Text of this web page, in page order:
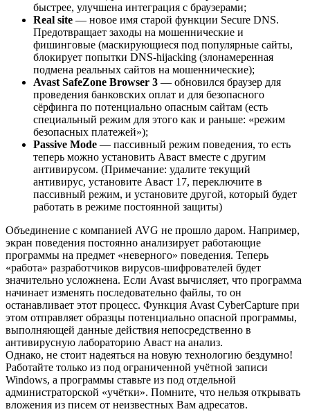
быстрее, улучшена интеграция с браузерами;
Real site — новое имя старой функции Secure DNS.
Предотвращает заходы на мошеннические и
фишинговые (маскирующиеся под популярные сайты,
блокирует попытки DNS-hijacking (злонамеренная
подмена реальных сайтов на мошеннические);
Avast SafeZone Browser 3 — обновился браузер для
проведения банковских оплат и для безопасного
сёрфинга по потенциально опасным сайтам (есть
специальный режим для этого как и раньше: «режим
безопасных платежей»);
Passive Mode — пассивный режим поведения, то есть
теперь можно установить Аваст вместе с другим
антивирусом. (Примечание: удалите текущий
антивирус, установите Аваст 17, переключите в
пассивный режим, и установите другой, который будет
работать в режиме постоянной защиты)
Объединение с компанией AVG не прошло даром. Например,
экран поведения постоянно анализирует работающие
программы на предмет «неверного» поведения. Теперь
«работа» разработчиков вирусов-шифрователей будет
значительно усложнена. Если Avast вычисляет, что программа
начинает изменять последовательно файлы, то он
останавливает этот процесс. Функция Avast CyberCapture при
этом отправляет образцы потенциально опасной программы,
выполняющей данные действия непосредственно в
антивирусную лабораторию Аваст на анализ.
Однако, не стоит надеяться на новую технологию бездумно!
Работайте только из под ограниченной учётной записи
Windows, а программы ставьте из под отдельной
администраторской «учётки». Помните, что нельзя открывать
вложения из писем от неизвестных Вам адресатов.